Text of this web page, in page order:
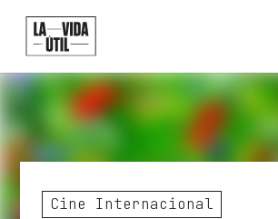
Cine Internacional